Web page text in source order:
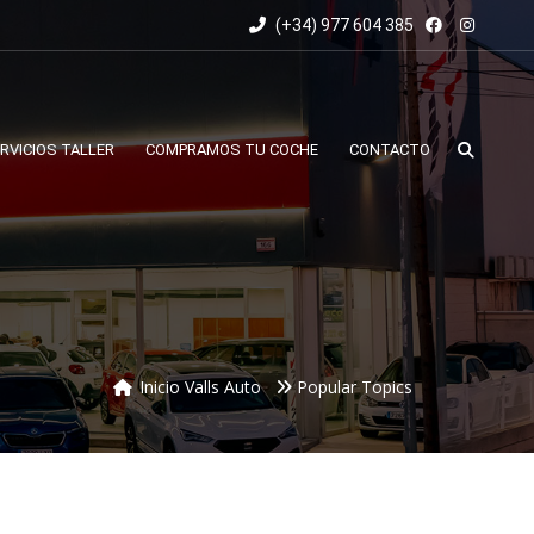
(+34) 977 604 385
TALLER COMPRAMOS TU COCHE CONTACTO
Inicio Valls Auto Popular Topics